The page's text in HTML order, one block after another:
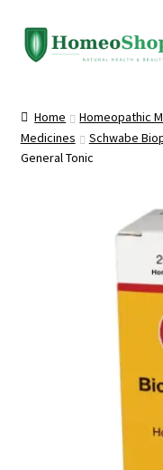
Skip
to
Skip
to
Shop All
Home Homeopathic
Medicines
Schwabe
General Tonic